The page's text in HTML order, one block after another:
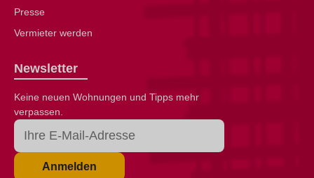
Presse
Vermieter werden
Newsletter
Keine neuen Wohnungen und Tipps mehr
verpassen.
Anmelden